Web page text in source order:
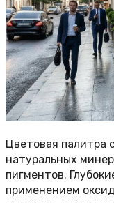
Цветовая палитра
натуральных
пигментов.
применением